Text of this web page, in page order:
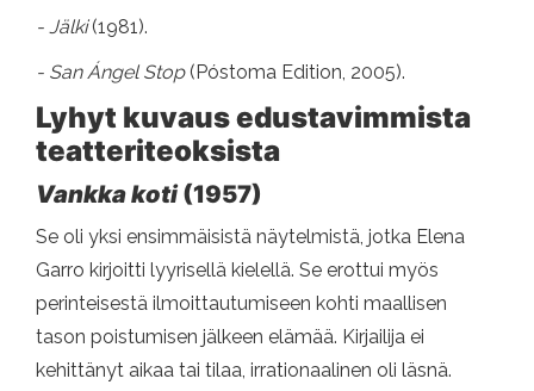
- Jälki(1981).
- San Ángel Stop (Póstoma Edition, 2005).
Lyhyt kuvaus edustavimmista
teatteriteoksista
Vankka koti(1957)
Se oli yksi ensimmäisistä näytelmistä, jotka Elena
Garro kirjoitti lyyrisellä kielellä. Se erottui myös
perinteisestä ilmoittautumiseen kohti maallisen
tason poistumisen jälkeen elämää. Kirjailija ei
kehittänyt aikaa tai tilaa, irrationaalinen oli läsnä.